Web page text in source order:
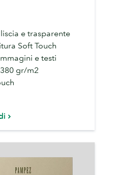
e trasparente
Soft Touch
e testi
gr/m2